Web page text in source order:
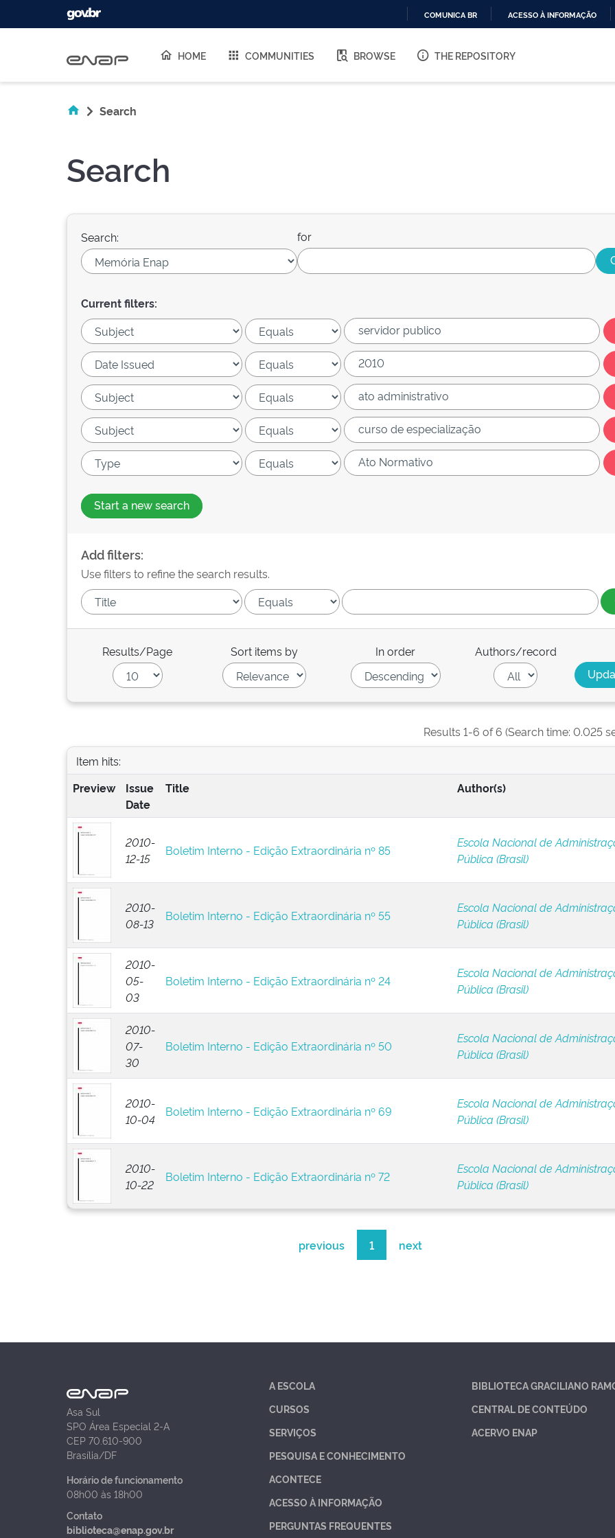
O
COMUNICA BR ACESSO À INFORMAÇÃO
HOME COMMUNITIES BROWSE THE REPOSITORY
Search
Search
Search: for
Current filters:
Start a new search
Add filters:
Use filters to refine the search results.
Results/Page Sort items by In order Authors/record
Results 1-6 of 6 (Search time: 0.025
Item hits:
Preview
Issue
Date
Title Author(s)
2010-
12-15
Boletim Interno - Edição Extraordinária nº 85
Escola Nacional de
Pública (Brasil)
2010-
08-13
Boletim Interno - Edição Extraordinária nº 55
Escola Nacional de
Pública (Brasil)
2010-
05-
03
Boletim Interno - Edição Extraordinária nº 24
Escola Nacional de
Pública (Brasil)
2010-
07-
30
Boletim Interno - Edição Extraordinária nº 50
Escola Nacional de
Pública (Brasil)
2010-
10-04
Boletim Interno - Edição Extraordinária nº 69
Escola Nacional de
Pública (Brasil)
2010-
10-22
Boletim Interno - Edição Extraordinária nº 72
Escola Nacional de
Pública (Brasil)
previous 1 next
Asa Sul
SPO Área Especial 2-A
CEP 70.610-900
Brasília/DF
Horário de funcionamento
08h00 às 18h00
Contato
biblioteca@enap.gov.br
A ESCOLA
CURSOS
SERVIÇOS
PESQUISA E CONHECIMENTO
ACONTECE
ACESSO À INFORMAÇÃO
PERGUNTAS FREQUENTES
BIBLIOTECA GRACILIANO
CENTRAL DE CONTEÚDO
ACERVO ENAP